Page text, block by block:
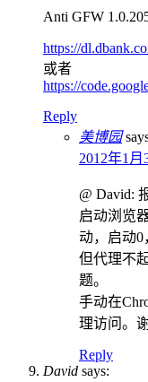
Anti GFW
https://
或者
https://
Reply
美博园
2012年1月
@ David:
启动浏览
动，启动0
但代理不
题。
手动在
理访问。
Reply
David says: